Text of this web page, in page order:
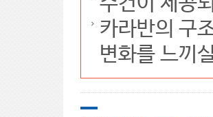
카라반의 구
변화를 느끼